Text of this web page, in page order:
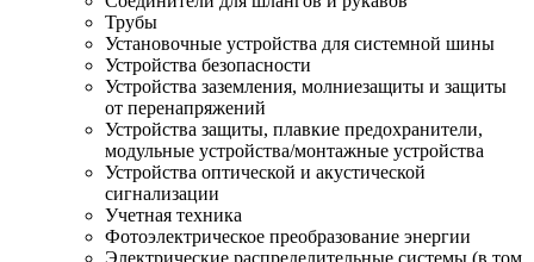
Трубы
Установочные устройства для системной шины
Устройства безопасности
Устройства заземления, молниезащиты и защиты
от перенапряжений
Устройства защиты, плавкие предохранители,
модульные устройства/монтажные устройства
Устройства оптической и акустической
сигнализации
Учетная техника
Фотоэлектрическое преобразование энергии
Электрические распределительные системы (в том